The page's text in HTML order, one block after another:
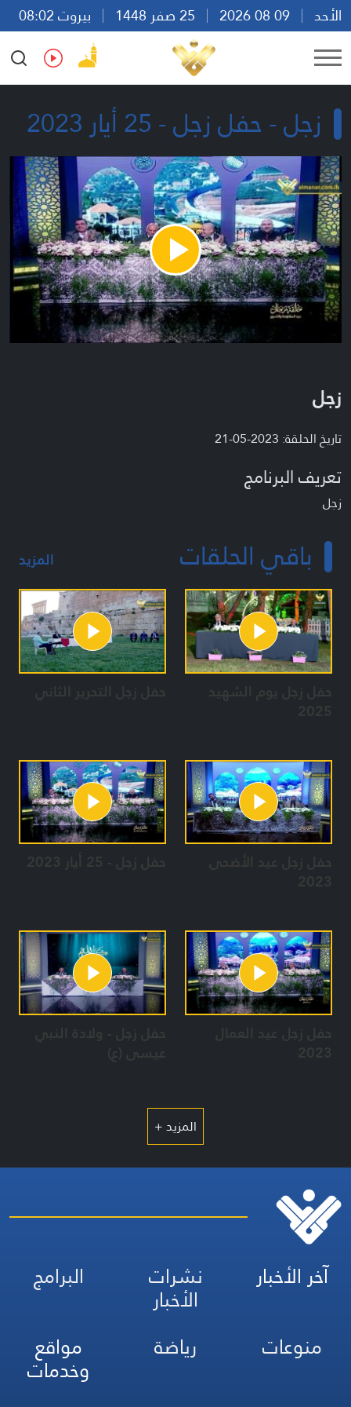
الأحد
بيروت 08:02
Ar
En Fr Es
زجل - حفل زجل - 25 أيار 2023
Play
Video
زجل
تاريخ الحلقة: 2023-05-21
تعريف البرنامج
زجل
باقي الحلقات المزيد
حفل زجل يوم الشهيد
2025
حفل زجل التحرير الثاني
حفل زجل عيد الأضحى
2023
حفل زجل - 25 أيار 2023
حفل زجل عيد العمال
2023
حفل زجل - ولادة النبي
عيسى (ع)
المزيد +
آخر الأخبار نشرات
الأخبار
البرامج
منوعات
رياضة مواقع
وخدمات